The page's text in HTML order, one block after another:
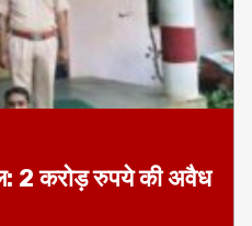
2 करोड़ रुपये की अवैध